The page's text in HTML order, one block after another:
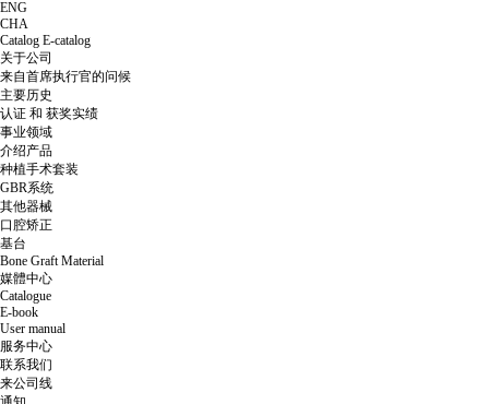
ENG
CHA
Catalog E-catalog
关于公司
来自首席执行官的问候
主要历史
认证 和 获奖实绩
事业领域
介绍产品
种植手术套装
GBR系统
其他器械
口腔矫正
基台
Bone Graft Material
媒體中心
Catalogue
E-book
User manual
服务中心
联系我们
来公司线